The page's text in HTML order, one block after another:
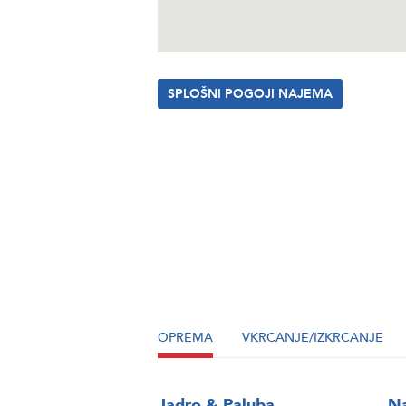
SPLOŠNI POGOJI NAJEMA
OPREMA VKRCANJE/IZKRCANJE